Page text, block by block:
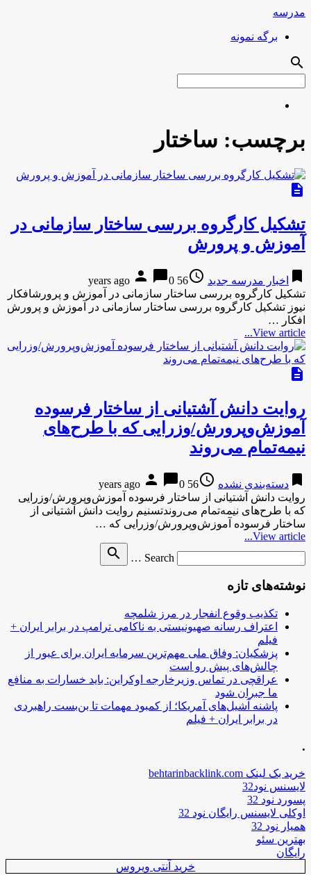
مدرسه
برگه نمونه
search
برچسب: ساختار
description
تشکیل کارگروه بررسی ساختار سازمانی در
آموزش و پرورش
bookmark اخبار مدرسه جدید access_time
56 years ago
person chat_bubble0
تشکیل کارگروه بررسی ساختار سازمانی در آموزش و پرورشافکار
نیوز تشکیل کارگروه بررسی ساختار سازمانی در آموزش و پرورش
افکار …
View article...
description
روایت دانش آشتیانی از ساختار فرسوده
آموزش‌وپرورش/وزرایی که با طرح‌های
نیمه‌تمام می‌روند
bookmark دسته‌بندی نشده access_time
56 years ago
person chat_bubble0
روایت دانش آشتیانی از ساختار فرسوده آموزش‌وپرورش/وزرایی
که با طرح‌های نیمه‌تمام می‌روندتسنیم روایت دانش آشتیانی از
ساختار فرسوده آموزش‌وپرورش/وزرایی که …
View article...
Search …
search
نوشته‌های تازه
تکذیب وقوع انفجار در مرز شلمچه
اعتراف رسانه صهیونیستی به ناکامی ترامپ در برابر ایران +
فیلم
پزشکیان: وفاق ملی مهم‌ترین سرمایه ایران برای عبور از
چالش‌های پیش رو است
عراقچی در تماس وزیرخارجه اوکراین: باید خسارات به منافع
ما جبران شود
پاشنه آشیل‌های آمریکا؛ از کمبود مهمات تا بن‌بست راهبردی
در برابر ایران + فیلم
.
خرید بک لینک behtarinbacklink.com
لایسنس نود32
پسورد نود 32
اوکلی لایسنس رایگان نود 32
همیار نود 32
بهترین سئو
رایگان
خرید آنتی ویروس